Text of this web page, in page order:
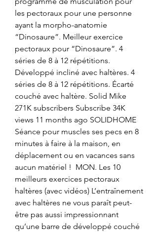
les pectoraux pour une personne
ayant la morpho-anatomie
“Dinosaure”. Meilleur exercice
pectoraux pour “Dinosaure”. 4
séries de 8 à 12 répétitions.
Développé incliné avec haltères. 4
séries de 8 à 12 répétitions. Écarté
couché avec haltère. Solid Mike
271K subscribers Subscribe 34K
views 11 months ago SOLIDHOME
Séance pour muscles ses pecs en 8
minutes à faire à la maison, en
déplacement ou en vacances sans
aucun matériel !  MON. Les 10
meilleurs exercices pectoraux
haltères (avec vidéos) L’entraînement
avec haltères ne vous paraît peut-
être pas aussi impressionnant
qu’une barre de développé couché